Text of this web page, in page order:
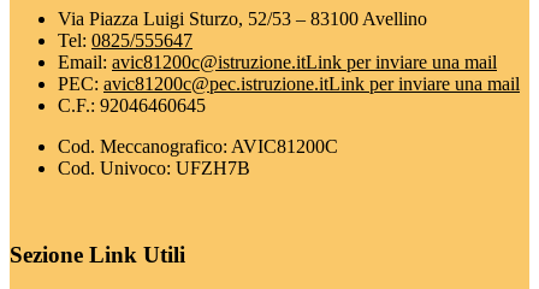
Via Piazza Luigi Sturzo, 52/53 – 83100 Avellino
Tel: 0825/555647
Email: avic81200c@istruzione.itLink per inviare una mail
PEC: avic81200c@pec.istruzione.itLink per inviare una mail
C.F.: 92046460645
Cod. Meccanografico: AVIC81200C
Cod. Univoco: UFZH7B
Sezione Link Utili